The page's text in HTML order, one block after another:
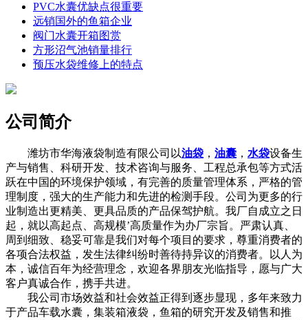
PVC水囊优缺点很重要
远销国外的鱼箱企业
阀门水囊开箱图赏
方形沼气池销量排行
预压水袋维修上的特点
公司简介
潍坊市华海液袋制造有限公司以油袋 ， 油囊 ， 水袋设备生
产与销售、科研开发、技术咨询与服务、工程总承包等方式活
跃在中国的环境保护领域，有完善的质量管理体系，严格的管
理制度，强大的生产能力和先进的检测手段。公司为更多的行
业制造出更精美、更具品质的产品保驾护航。我厂自成立之日
起，就以高起点、高规模’高质量作为办厂宗旨。严肃认真、
周到细致、稳妥可靠是我们对每个项目的要求，尊重消费者的
各项合法权益，发生法律纠纷时善待持异议的消费者。以人为
本，诚信百年为经营理念，欢迎各界朋友光临指导，愿与广大
客户真诚合作，携手共进。
我公司市场效益和社会效益正得到逐步显现，多年来致力
于产品车载水囊，集装箱液袋，鱼箱的研究开发及销售和推